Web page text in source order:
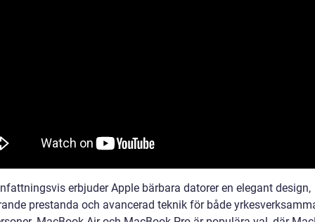
erbjuder Apple bärbara datorer en elegant design,
prestanda och avancerad teknik för både